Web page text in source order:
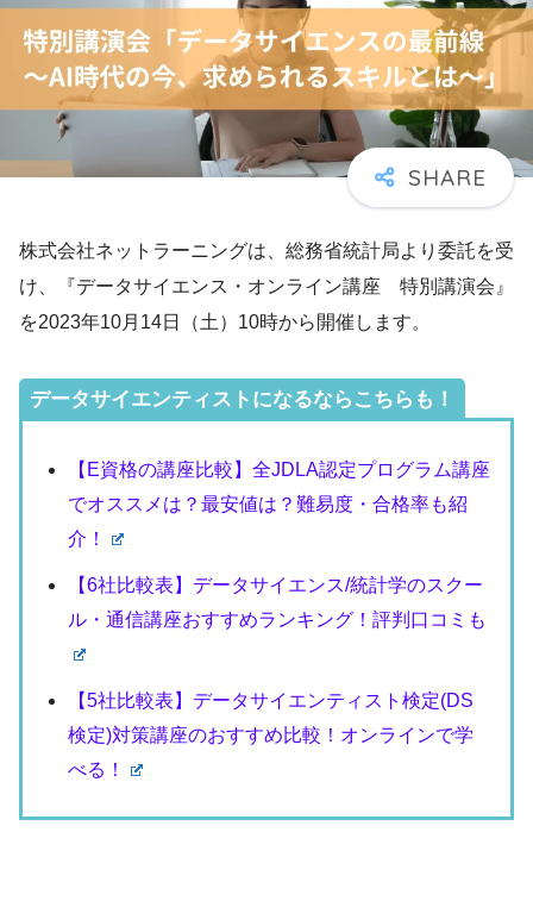
株式会社ネットラーニングは、総務省統計局より委託を受
け、『データサイエンス・オンライン講座 特別講演会』
を2023年10月14日（土）10時から開催します。
データサイエンティストになるならこちらも！
【E資格の講座比較】全JDLA認定プログラム講座
でオススメは？最安値は？難易度・合格率も紹
介！
【6社比較表】データサイエンス/統計学のスクー
ル・通信講座おすすめランキング！評判口コミも
【5社比較表】データサイエンティスト検定(DS
検定)対策講座のおすすめ比較！オンラインで学
べる！